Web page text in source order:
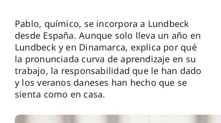
Pablo, químico, se incorpora a Lundbeck
desde España. Aunque solo lleva un año en
Lundbeck y en Dinamarca, explica por qué
la pronunciada curva de aprendizaje en su
trabajo, la responsabilidad que le han dado
y los veranos daneses han hecho que se
sienta como en casa.